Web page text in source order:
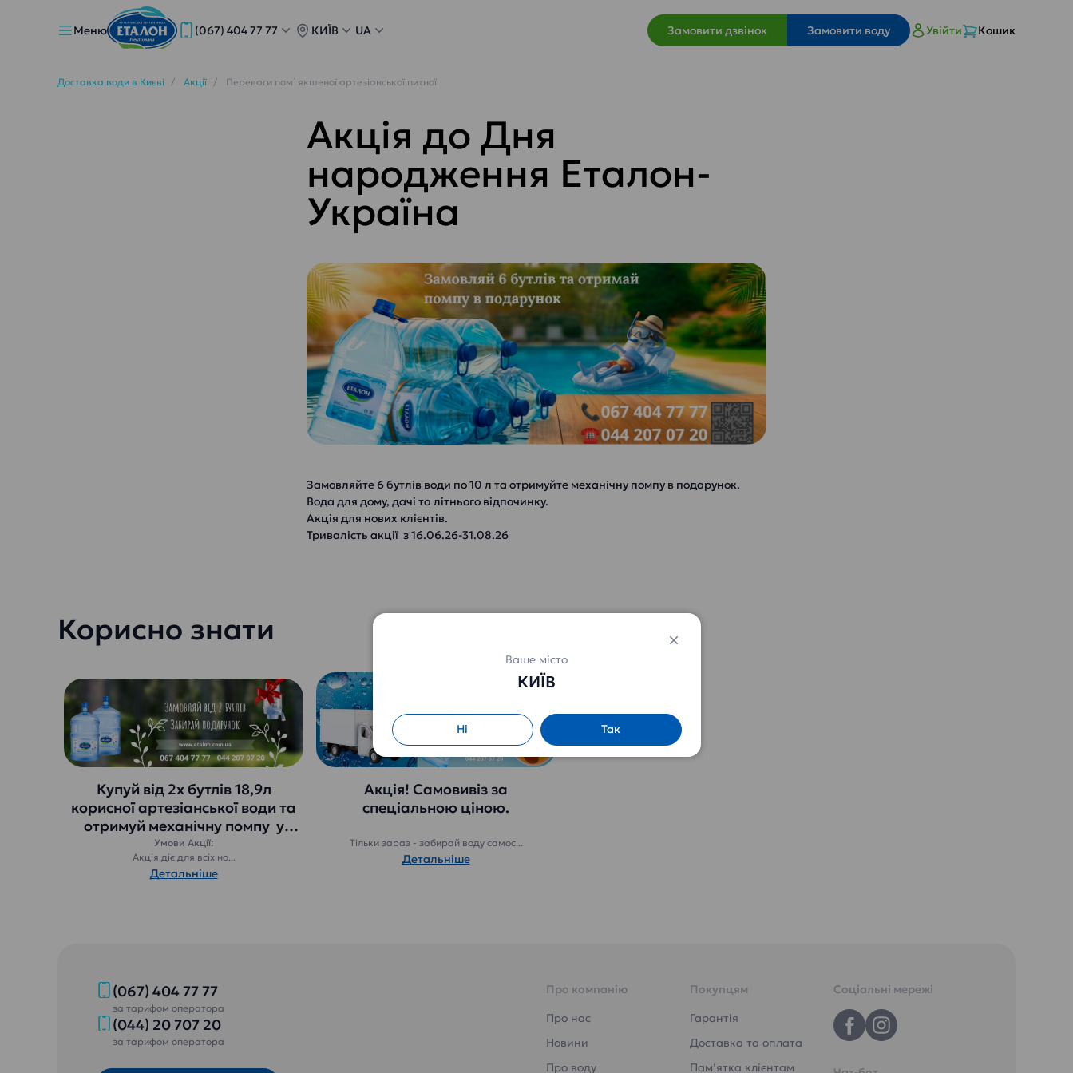
Меню (067) 404 77 77 КИЇВ UA Замовити дзвінок Замовити воду Увійти Кошик
Доставка води в Києві Акції Переваги пом`якшеної артезіанської питної
Акція до Дня
народження Еталон-
Україна
Замовляйте 6 бутлів води по 10 л та отримуйте механічну помпу в подарунок.
Вода для дому, дачі та літнього відпочинку.
Акція для нових клієнтів.
Тривалість акції з 16.06.26-31.08.26
Корисно знати
Купуй від 2х бутлів 18,9л
корисної артезіанської води та
отримуй механічну помпу у
подарунок.
Умови Акції:
Акція діє для всіх но...
Детальніше
Акція! Самовивіз за
спеціальною ціною.
Тільки зараз - забирай воду самос...
Детальніше
(067) 404 77 77
за тарифом оператора
(044) 20 707 20
за тарифом оператора
Про компанію
Про нас
Новини
Про воду
Покупцям
Гарантія
Доставка та оплата
Пам’ятка клієнтам
Соціальні мережі
Ваше місто
КИЇВ
Ні Так